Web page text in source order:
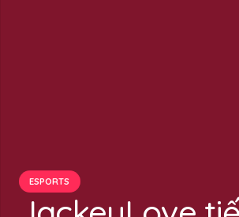
ESPORTS